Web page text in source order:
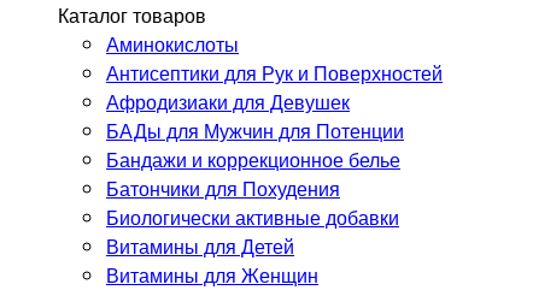
Каталог товаров
Аминокислоты
Антисептики для Рук и Поверхностей
Афродизиаки для Девушек
БАДы для Мужчин для Потенции
Бандажи и коррекционное белье
Батончики для Похудения
Биологически активные добавки
Витамины для Детей
Витамины для Женщин